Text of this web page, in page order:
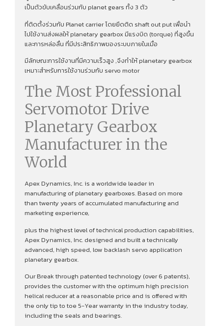
เป็นตัวขับเคลื่อนร่วมกับ planet gears ทั้ง 3 ตัว
ที่ติดตั้งร่วมกับ Planet carrier โดยยึดติด shaft out put เพื่อนํา
ไปใช้งานส่งผลให้ planetary gearbox มีแรงบิด (torque) ที่สูงขึ้น
และการหล่อลื่น ที่มีประสิทธิภาพของระบบภายในเมื่อ
มีลักษณะการใช้งานที่มีความเร็วสูง ,จึงทําให้ planetary gearbox
เหมาะสำหรับการใช้งานร่วมกับ servo motor
The Most Professional
Servomotor Drive
Planetary Gearbox
Manufacturer in the
World
Apex Dynamics, Inc. is a worldwide leader in
manufacturing of planetary gearboxes. Based on more
than twenty years of accumulated manufacturing and
marketing experience,
plus the highest level of technical production capabilities,
Apex Dynamics, Inc. designed and built a technically
advanced, high speed, low backlash servo application
planetary gearbox.
Our Break through patented technology (over 6 patents),
provides the customer with the optimum high precision
helical reducer at a reasonable price and is offered with
the only tip to toe 5-Year warranty in the industry today,
including the seals and bearings.